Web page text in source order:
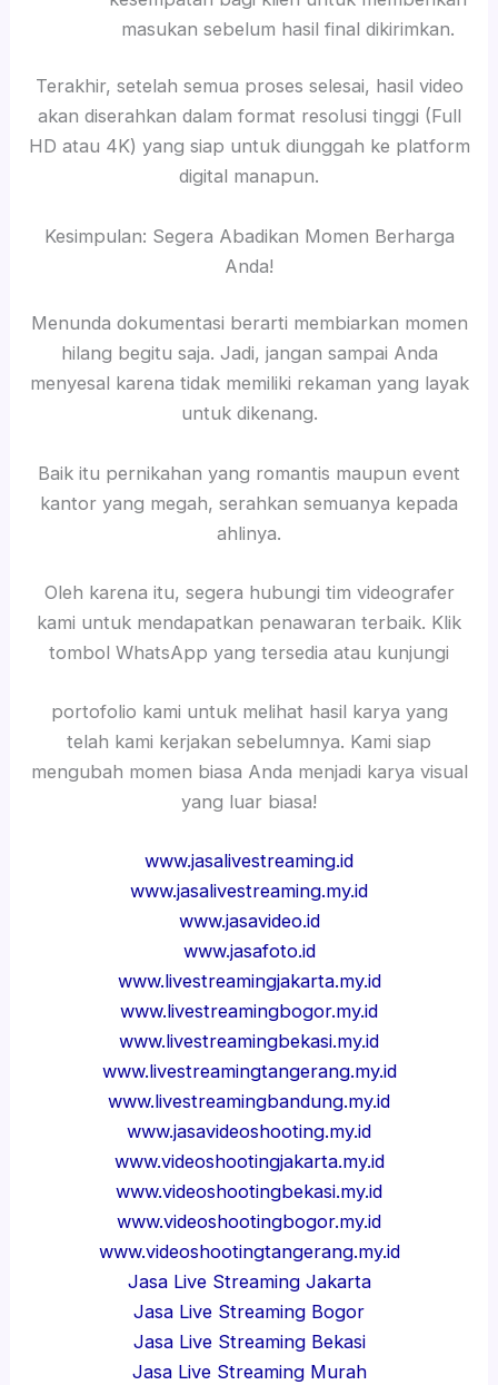
masukan sebelum hasil final dikirimkan.
Terakhir, setelah semua proses selesai, hasil video
akan diserahkan dalam format resolusi tinggi (Full
HD atau 4K) yang siap untuk diunggah ke platform
digital manapun.
Kesimpulan: Segera Abadikan Momen Berharga
Anda!
Menunda dokumentasi berarti membiarkan momen
hilang begitu saja. Jadi, jangan sampai Anda
menyesal karena tidak memiliki rekaman yang layak
untuk dikenang.
Baik itu pernikahan yang romantis maupun event
kantor yang megah, serahkan semuanya kepada
ahlinya.
Oleh karena itu, segera hubungi tim videografer
kami untuk mendapatkan penawaran terbaik. Klik
tombol WhatsApp yang tersedia atau kunjungi
portofolio kami untuk melihat hasil karya yang
telah kami kerjakan sebelumnya. Kami siap
mengubah momen biasa Anda menjadi karya visual
yang luar biasa!
www.jasalivestreaming.id
www.jasalivestreaming.my.id
www.jasavideo.id
www.jasafoto.id
www.livestreamingjakarta.my.id
www.livestreamingbogor.my.id
www.livestreamingbekasi.my.id
www.livestreamingtangerang.my.id
www.livestreamingbandung.my.id
www.jasavideoshooting.my.id
www.videoshootingjakarta.my.id
www.videoshootingbekasi.my.id
www.videoshootingbogor.my.id
www.videoshootingtangerang.my.id
Jasa Live Streaming Jakarta
Jasa Live Streaming Bogor
Jasa Live Streaming Bekasi
Jasa Live Streaming Murah